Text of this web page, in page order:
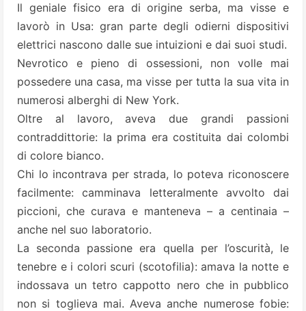
Il geniale fisico era di origine serba, ma visse e
lavorò in Usa: gran parte degli odierni dispositivi
elettrici nascono dalle sue intuizioni e dai suoi studi.
Nevrotico e pieno di ossessioni, non volle mai
possedere una casa, ma visse per tutta la sua vita in
numerosi alberghi di New York.
Oltre al lavoro, aveva due grandi passioni
contraddittorie: la prima era costituita dai colombi
di colore bianco.
Chi lo incontrava per strada, lo poteva riconoscere
facilmente: camminava letteralmente avvolto dai
piccioni, che curava e manteneva – a centinaia –
anche nel suo laboratorio.
La seconda passione era quella per l’oscurità, le
tenebre e i colori scuri (scotofilia): amava la notte e
indossava un tetro cappotto nero che in pubblico
non si toglieva mai. Aveva anche numerose fobie: